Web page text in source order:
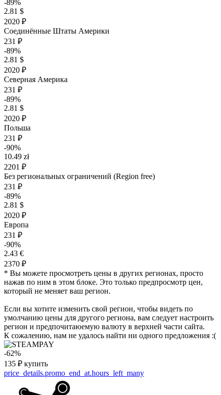
-89%
2.81 $
2020 ₽
Соединённые Штаты Америки
231 ₽
-89%
2.81 $
2020 ₽
Северная Америка
231 ₽
-89%
2.81 $
2020 ₽
Польша
231 ₽
-90%
10.49 zł
2201 ₽
Без региональных ограничений (Region free)
231 ₽
-89%
2.81 $
2020 ₽
Европа
231 ₽
-90%
2.43 €
2370 ₽
* Вы можете просмотреть цены в других регионах, просто
нажав по ним в этом блоке. Это только предпросмотр цен,
который не меняет ваш регион.
Если вы хотите изменить свой регион, чтобы видеть по
умолчанию цены для другого региона, вам следует настроить
регион и предпочитаюемую валюту в верхней части сайта.
К сожалению, нам не удалось найти ни одного предложения :(
-62%
135 ₽ купить
price_details.promo_end_at.hours_left_many